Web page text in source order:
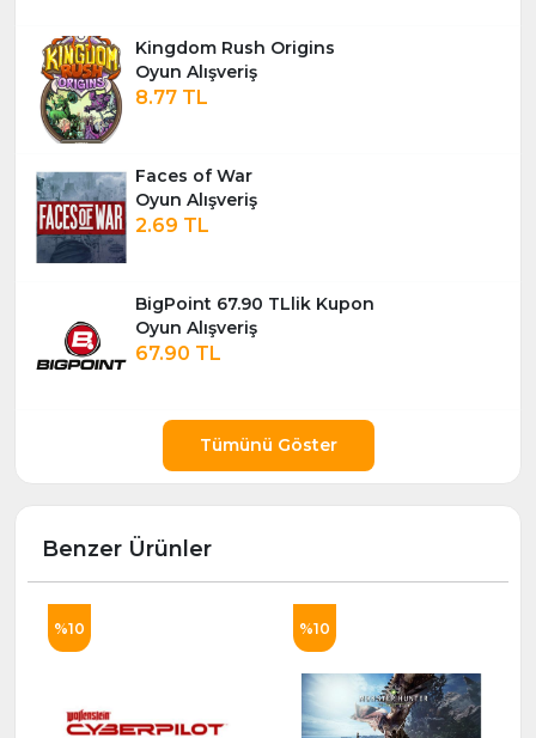
Kingdom Rush Origins
Oyun Alışveriş
8.77 TL
Faces of War
Oyun Alışveriş
2.69 TL
BigPoint 67.90 TLlik Kupon
Oyun Alışveriş
67.90 TL
Tümünü Göster
Benzer Ürünler
%10 %10